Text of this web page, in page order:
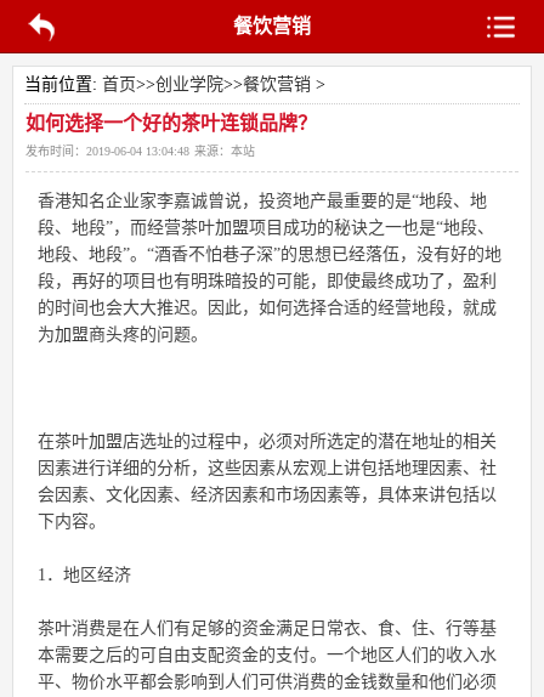
餐饮营销
当前位置: 首页>>创业学院>>餐饮营销 >
如何选择一个好的茶叶连锁品牌？
发布时间： 2019-06-04 13:04:48 来源： 本站
香港知名企业家李嘉诚曾说，投资地产最重要的是“地段、地
段、地段”，而经营茶叶加盟项目成功的秘诀之一也是“地段、
地段、地段”。“酒香不怕巷子深”的思想已经落伍，没有好的地
段，再好的项目也有明珠暗投的可能，即使最终成功了，盈利
的时间也会大大推迟。因此，如何选择合适的经营地段，就成
为加盟商头疼的问题。
在茶叶加盟店选址的过程中，必须对所选定的潜在地址的相关
因素进行详细的分析，这些因素从宏观上讲包括地理因素、社
会因素、文化因素、经济因素和市场因素等，具体来讲包括以
下内容。
1．地区经济
茶叶消费是在人们有足够的资金满足日常衣、食、住、行等基
本需要之后的可自由支配资金的支付。一个地区人们的收入水
平、物价水平都会影响到人们可供消费的金钱数量和他们必须